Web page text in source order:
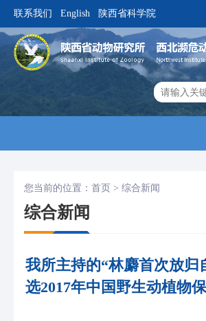
联系我们 English 陕西省科学院
您当前的位置： 首页 > 综合新闻
综合新闻
我所主持的“林麝首次放归
选2017年中国野生动植物